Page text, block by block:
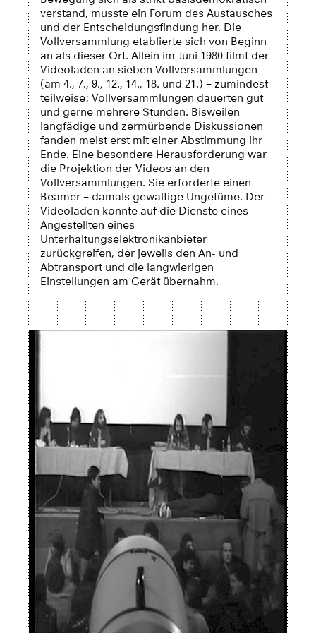
verstand, musste ein Forum des Austausches
und der Entscheidungsfindung her. Die
Vollversammlung etablierte sich von Beginn
an als dieser Ort. Allein im Juni 1980 filmt der
Videoladen an sieben Vollversammlungen
(am 4., 7., 9., 12., 14., 18. und 21.) – zumindest
teilweise: Vollversammlungen dauerten gut
und gerne mehrere Stunden. Bisweilen
langfädige und zermürbende Diskussionen
fanden meist erst mit einer Abstimmung ihr
Ende. Eine besondere Herausforderung war
die Projektion der Videos an den
Vollversammlungen. Sie erforderte einen
Beamer – damals gewaltige Ungetüme. Der
Videoladen konnte auf die Dienste eines
Angestellten eines
Unterhaltungselektronikanbieter
zurückgreifen, der jeweils den An- und
Abtransport und die langwierigen
Einstellungen am Gerät übernahm.